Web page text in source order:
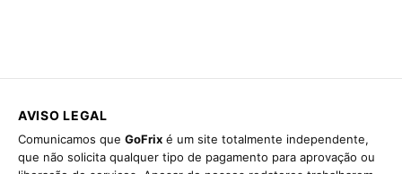
AVISO LEGAL
Comunicamos que GoFrix é um site totalmente independente,
que não solicita qualquer tipo de pagamento para aprovação ou